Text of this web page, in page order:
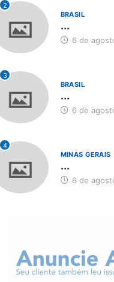
2
BRASIL
...
6 de
3
BRASIL
...
6 de
4
MINAS GERAIS
...
6 de